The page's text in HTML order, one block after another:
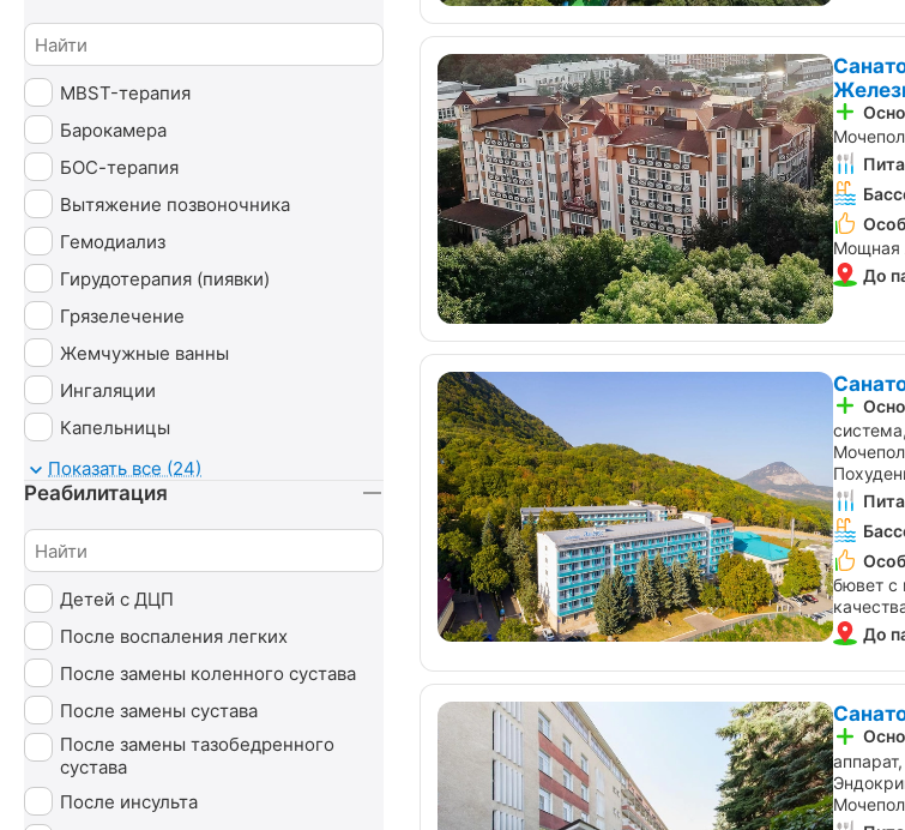
Мощная
До
бювет с
До
MBST-терапия
Барокамера
БОС-терапия
Вытяжение позвоночника
Гемодиализ
Гирудотерапия (пиявки)
Грязелечение
Жемчужные ванны
Ингаляции
Капельницы
Карбокситерапия
Магнитотруботрон
Минеральные ванны
Нафталановые ванны
Озонотерапия
Пантовые ванны
Психотерапия
Радоновые ванны
Сероводородные ванны
Показать все (24)
Реабилитация
Детей с ДЦП
После воспаления легких
После замены коленного сустава
После замены сустава
После замены тазобедренного
сустава
После инсульта